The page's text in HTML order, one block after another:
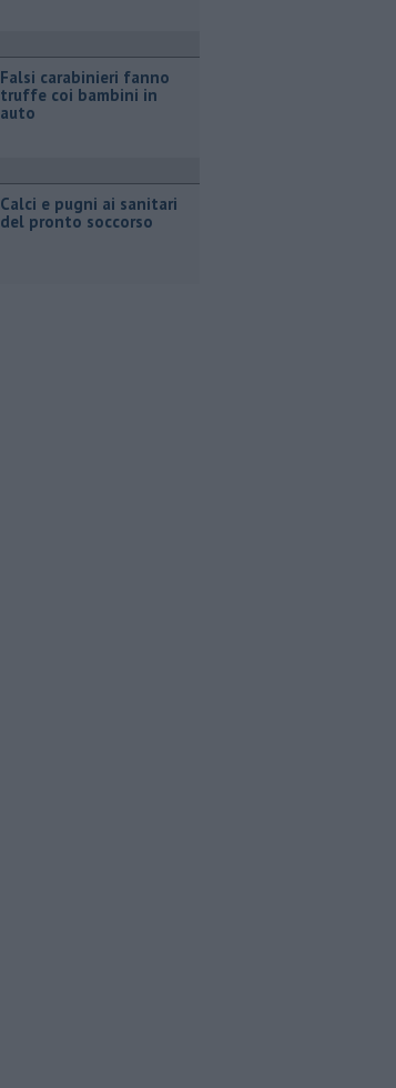
Falsi carabinieri fanno
truffe coi bambini in
auto
Calci e pugni ai sanitari
del pronto soccorso